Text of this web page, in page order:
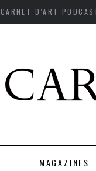
CARNET D’ART
MAGAZINES